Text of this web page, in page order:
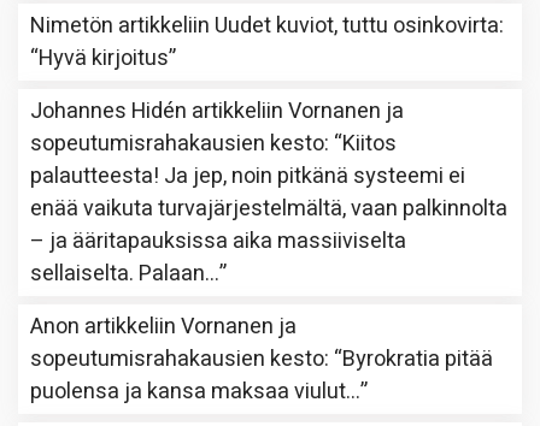
Nimetön artikkeliin Uudet kuviot, tuttu osinkovirta:
“Hyvä kirjoitus”
Johannes Hidén artikkeliinVornanen ja
sopeutumisrahakausien kesto: “Kiitos
palautteesta! Ja jep, noin pitkänä systeemi ei
enää vaikuta turvajärjestelmältä, vaan palkinnolta
– ja ääritapauksissa aika massiiviselta
sellaiselta. Palaan…”
Anon artikkeliinVornanen ja
sopeutumisrahakausien kesto: “Byrokratia pitää
puolensa ja kansa maksaa viulut…”